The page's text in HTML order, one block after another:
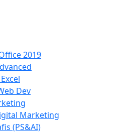
2019
Dev
Marketing
(PS&AI)